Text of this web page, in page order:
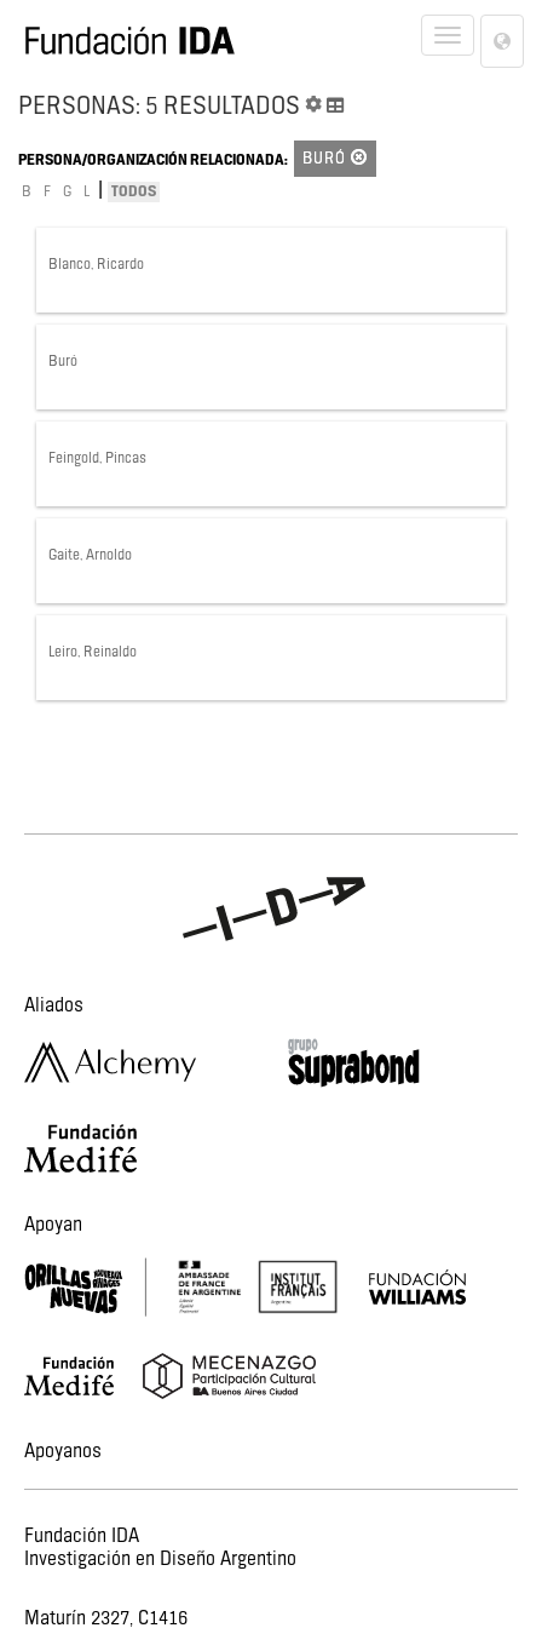
Toggle
PERSONAS: 5 RESULTADOS
PERSONA/ORGANIZACIÓN RELACIONADA: BURÓ
B F G L TODOS
Blanco, Ricardo
Buró
Feingold, Pincas
Gaite, Arnoldo
Leiro, Reinaldo
Aliados
Apoyan
Apoyanos
Fundación IDA
Investigación en Diseño Argentino
Maturín 2327, C1416